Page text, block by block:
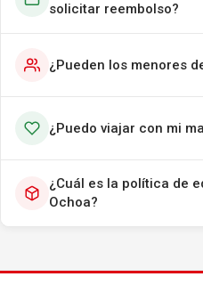
solicitar reembolso?
¿Pueden los menores
¿Puedo viajar con mi
¿Cuál es la política de
Ochoa?